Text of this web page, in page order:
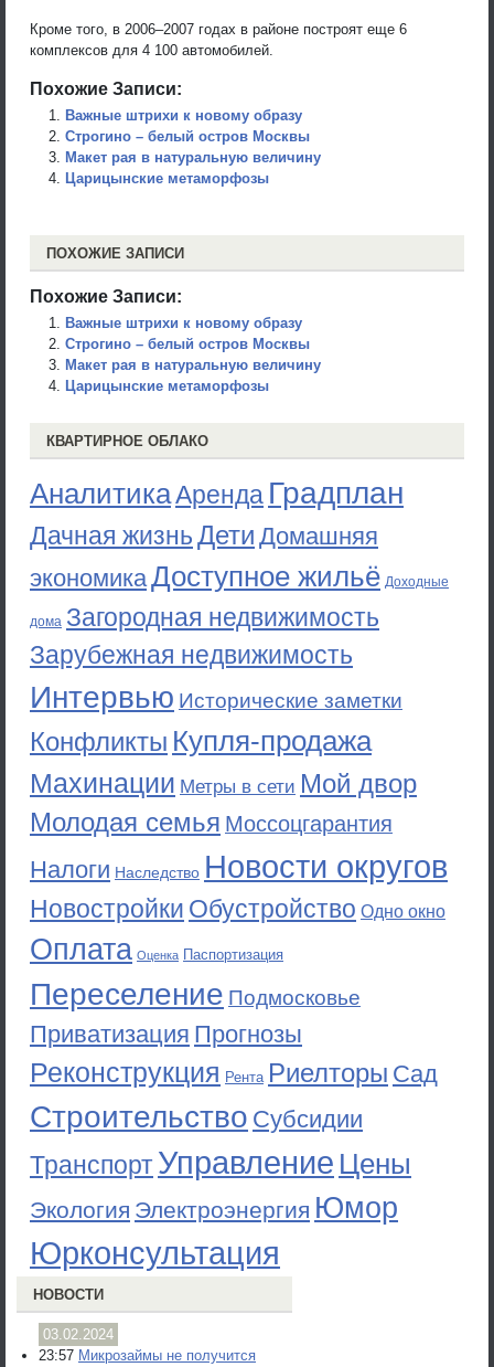
Кроме того, в 2006–2007 годах в районе построят еще 6
комплексов для 4 100 автомобилей.
Похожие Записи:
Важные штрихи к новому образу
Строгино – белый остров Москвы
Макет рая в натуральную величину
Царицынские метаморфозы
ПОХОЖИЕ ЗАПИСИ
Похожие Записи:
Важные штрихи к новому образу
Строгино – белый остров Москвы
Макет рая в натуральную величину
Царицынские метаморфозы
КВАРТИРНОЕ ОБЛАКО
АналитикаАренда Градплан
Дачная жизньДети Домашняя
экономикаДоступное жильё Доходные
дома Загородная недвижимость
Зарубежная недвижимость
Интервью Исторические заметки
Конфликты Купля-продажа
Махинации Метры в сети Мой двор
Молодая семья Моссоцгарантия
Налоги Наследство Новости округов
Новостройки Обустройство Одно окно
Оплата Оценка Паспортизация
Переселение Подмосковье
Приватизация Прогнозы
Реконструкция Рента Риелторы Сад
Строительство Субсидии
ТранспортУправление Цены
Экология Электроэнергия Юмор
Юрконсультация
НОВОСТИ
03.02.2024
23:57 Микрозаймы не получится